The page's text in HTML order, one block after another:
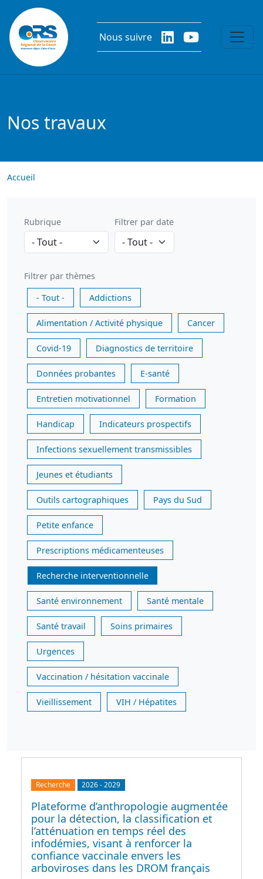
Aller au contenu principal
Nous suivre
Nos travaux
Accueil
Rubrique Filtrer par date
Filtrer par thèmes
- Tout -
Addictions
Alimentation / Activité physique Cancer
Covid-19 Diagnostics de territoire
Données probantes E-santé
Entretien motivationnel Formation
Handicap Indicateurs prospectifs
Infections sexuellement transmissibles
Jeunes et étudiants
Outils cartographiques Pays du Sud
Petite enfance
Prescriptions médicamenteuses
Recherche interventionnelle
Santé environnement Santé mentale
Santé travail Soins primaires
Urgences
Vaccination / hésitation vaccinale
Vieillissement VIH / Hépatites
Recherche 2026-2029
Plateforme d’anthropologie augmentée
pour la détection, la classification et
l’atténuation en temps réel des
infodémies, visant à renforcer la
confiance vaccinale envers les
arboviroses dans les DROM français